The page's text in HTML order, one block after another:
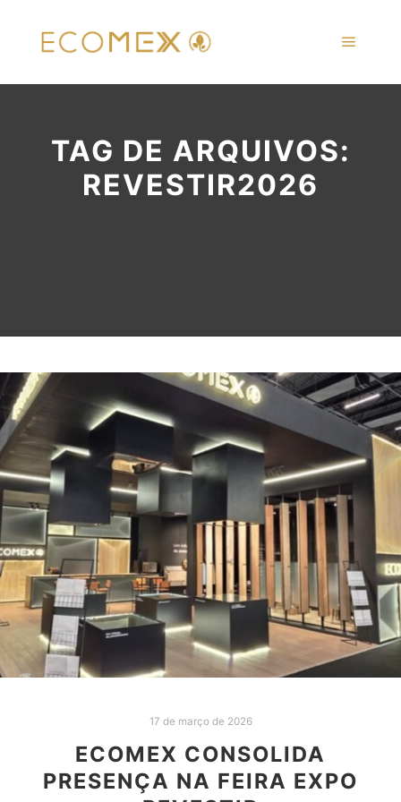
TAG DE ARQUIVOS:
REVESTIR2026
17 de março de 2026
ECOMEX CONSOLIDA
PRESENÇA NA FEIRA EXPO